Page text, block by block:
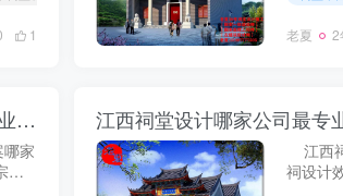
1 老夏 2
修建一座祠堂要多少钱预算，祠堂设计图纸方案哪家设计师专业好？
家
祠
江西
祠设计